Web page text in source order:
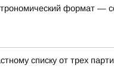
формат
списку от трех